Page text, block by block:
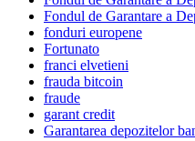
Fondul de Garantare a
fonduri europene
Fortunato
franci elvetieni
frauda bitcoin
fraude
garant credit
Garantarea depozitelor